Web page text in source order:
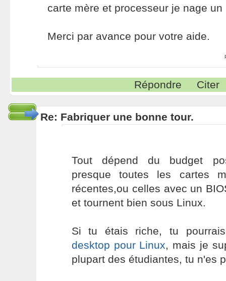
carte mère et processeur je nage un
Merci par avance pour votre aide.
Répondre Citer
Re: Fabriquer une bonne tour.
Tout dépend du budget
presque toutes les cartes
récentes,ou celles avec un
et tournent bien sous Linux.
Si tu étais riche, tu
desktop pour Linux, mais je
plupart des étudiantes, tu n'es